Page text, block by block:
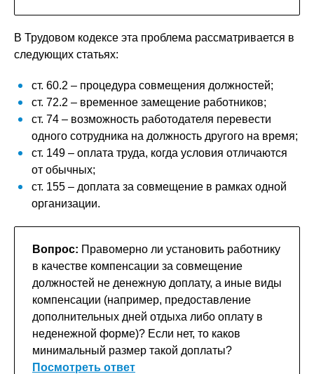
В Трудовом кодексе эта проблема рассматривается в
следующих статьях:
ст. 60.2 – процедура совмещения должностей;
ст. 72.2 – временное замещение работников;
ст. 74 – возможность работодателя перевести
одного сотрудника на должность другого на время;
ст. 149 – оплата труда, когда условия отличаются
от обычных;
ст. 155 – доплата за совмещение в рамках одной
организации.
Вопрос: Правомерно ли установить работнику
в качестве компенсации за совмещение
должностей не денежную доплату, а иные виды
компенсации (например, предоставление
дополнительных дней отдыха либо оплату в
неденежной форме)? Если нет, то каков
минимальный размер такой доплаты?
Посмотреть ответ